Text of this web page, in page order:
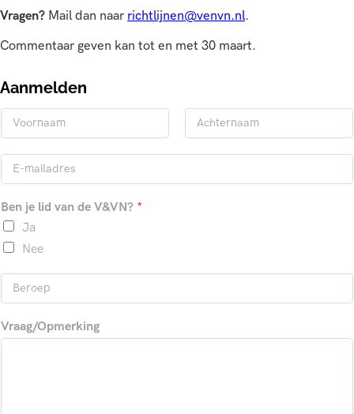
Vragen? Mail dan naar richtlijnen@venvn.nl.
Commentaar geven kan tot en met 30 maart.
Aanmelden
N
*
o
r
a
a
m
c
t
E
a
*
Ben je lid van de V&VN? *
Ja
Nee
B
o
e
Vraag/Opmerking